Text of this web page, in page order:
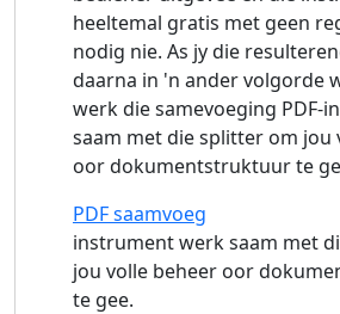
heeltemal gratis met geen
nodig nie. As jy die
daarna in 'n ander volgorde
werk die samevoeging PDF-
saam met die splitter om jou
oor dokumentstruktuur te
PDF saamvoeg
instrument werk saam met
jou volle beheer oor
te gee.